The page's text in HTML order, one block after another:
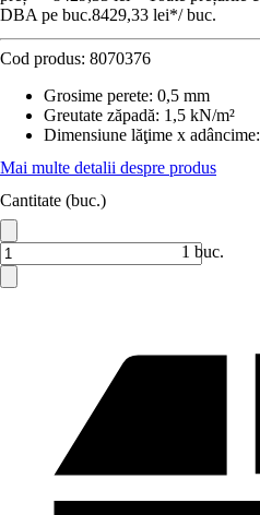
DBA pe buc.8429,33 lei*/ buc.
Cod produs: 8070376
Grosime perete: 0,5 mm
Greutate zăpadă: 1,5 kN/m²
Dimensiune lăţime x adâncime:
Mai multe detalii despre produs
Cantitate (buc.)
1 buc.